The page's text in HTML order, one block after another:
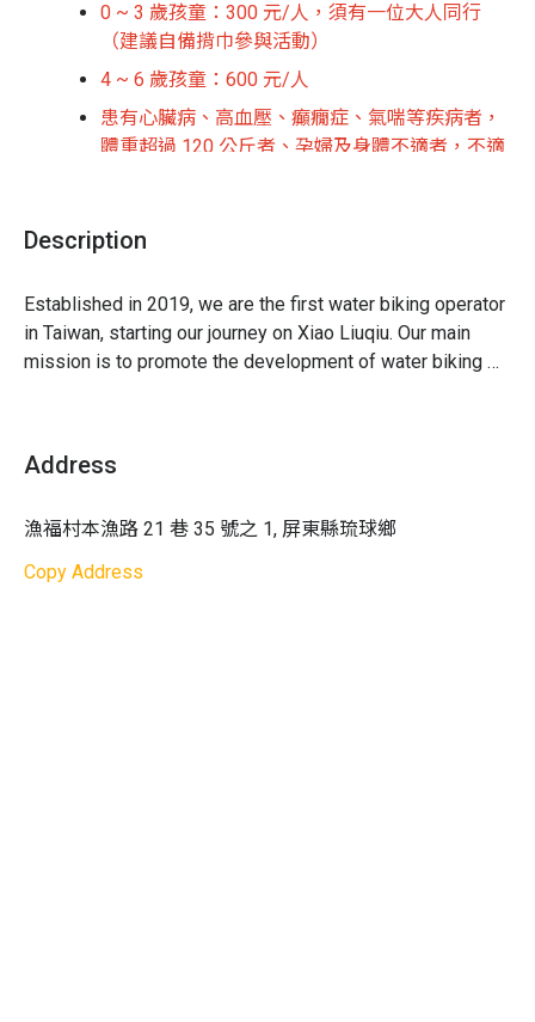
Q. 請問水上自行車會翻覆嗎？
A. 基本上是不會翻覆，除非故意或破浪、近岸才有可能，
只要在海外都非常穩固，不太需要平衡感
Q. 請問遇到逆流、逆風會回不來嗎？
A. 非颱風等級的平常逆流，自行車並不會有任何影響
A. 如果是飆車就會累！其實只要不費力地輕鬆踩，就可以
Q. 衣服和鞋子會被水弄濕嗎？
A. 身上基本上不會碰到水，擔心鞋子濕掉的話也可以穿涼
鞋或赤腳上場
0 ~ 3 歲孩童：300 元/人，須有一位大人同行
（建議自備揹巾參與活動）
4 ~ 6 歲孩童：600 元/人
患有心臟病、高血壓、癲癇症、氣喘等疾病者，
體重超過 120 公斤者、孕婦及身體不適者，不適
1
費用內含：教練教學費用 / 水上自行車、救生衣、防
滑鞋等裝備 / 拍照紀錄 / 意外責任險
1. 請穿著泳衣或輕便衣物
2. 未滿 5 歲的共乘孩童須坐後座，如有 3 歲以下孩童
3. 為了您的安全，請勿於本體驗前飲用含酒精成分飲
料
Description
Established in 2019, we are the first water biking operator
in Taiwan, starting our journey on Xiao Liuqiu. Our main
mission is to promote the development of water biking
get close to nature!
Address
漁福村本漁路 21 巷 35 號之 1, 屏東縣琉球鄉
Copy Address